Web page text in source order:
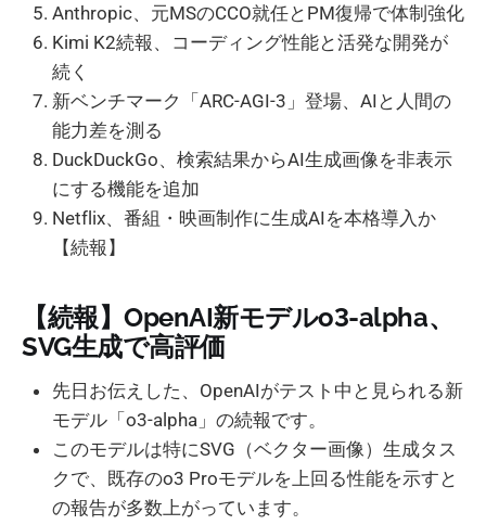
Anthropic、元MSのCCO就任とPM復帰で体制強化
Kimi K2続報、コーディング性能と活発な開発が
続く
新ベンチマーク「ARC-AGI-3」登場、AIと人間の
能力差を測る
DuckDuckGo、検索結果からAI生成画像を非表示
にする機能を追加
Netflix、番組・映画制作に生成AIを本格導入か
【続報】
【続報】OpenAI新モデルo3-alpha、
SVG生成で高評価
先日お伝えした、OpenAIがテスト中と見られる新
モデル「o3-alpha」の続報です。
このモデルは特にSVG（ベクター画像）生成タス
クで、既存のo3 Proモデルを上回る性能を示すと
の報告が多数上がっています。